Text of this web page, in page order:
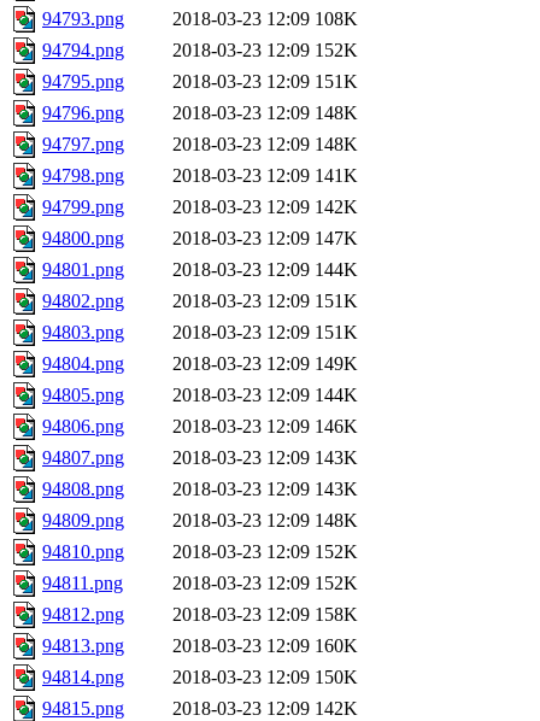
94793.png
2018-03-23 12:09 108K
94794.png
2018-03-23 12:09 152K
94795.png
2018-03-23 12:09 151K
94796.png
2018-03-23 12:09 148K
94797.png
2018-03-23 12:09 148K
94798.png
2018-03-23 12:09 141K
94799.png
2018-03-23 12:09 142K
94800.png
2018-03-23 12:09 147K
94801.png
2018-03-23 12:09 144K
94802.png
2018-03-23 12:09 151K
94803.png
2018-03-23 12:09 151K
94804.png
2018-03-23 12:09 149K
94805.png
2018-03-23 12:09 144K
94806.png
2018-03-23 12:09 146K
94807.png
2018-03-23 12:09 143K
94808.png
2018-03-23 12:09 143K
94809.png
2018-03-23 12:09 148K
94810.png
2018-03-23 12:09 152K
94811.png
2018-03-23 12:09 152K
94812.png
2018-03-23 12:09 158K
94813.png
2018-03-23 12:09 160K
94814.png
2018-03-23 12:09 150K
94815.png
2018-03-23 12:09 142K